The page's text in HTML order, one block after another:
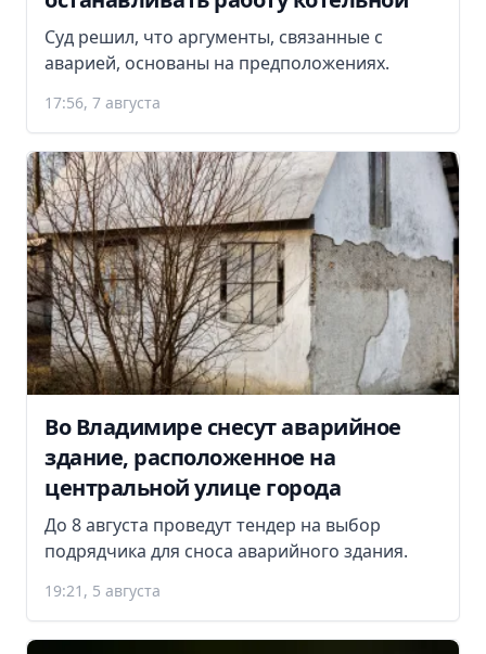
Суд решил, что аргументы, связанные с
аварией, основаны на предположениях.
17:56, 7 августа
Во Владимире снесут аварийное
здание, расположенное на
центральной улице города
До 8 августа проведут тендер на выбор
подрядчика для сноса аварийного здания.
19:21, 5 августа